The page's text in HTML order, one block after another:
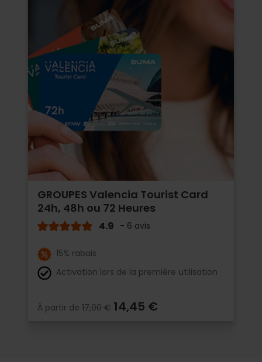
GROUPES Valencia Tourist Card
24h, 48h ou 72 Heures
4.9 - 6 avis
15% rabais
Activation lors de la première utilisation
À partir de 17,00 € 14,45 €